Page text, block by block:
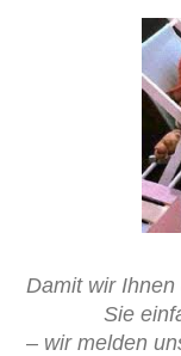
Damit wir
Sie
– wir melden